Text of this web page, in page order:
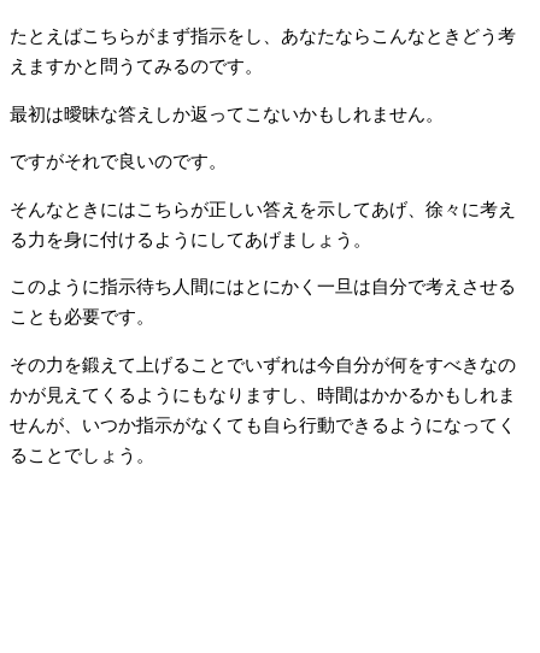
たとえばこちらがまず指示をし、あなたならこんなときどう考
えますかと問うてみるのです。
最初は曖昧な答えしか返ってこないかもしれません。
ですがそれで良いのです。
そんなときにはこちらが正しい答えを示してあげ、徐々に考え
る力を身に付けるようにしてあげましょう。
このように指示待ち人間にはとにかく一旦は自分で考えさせる
ことも必要です。
その力を鍛えて上げることでいずれは今自分が何をすべきなの
かが見えてくるようにもなりますし、時間はかかるかもしれま
せんが、いつか指示がなくても自ら行動できるようになってく
ることでしょう。